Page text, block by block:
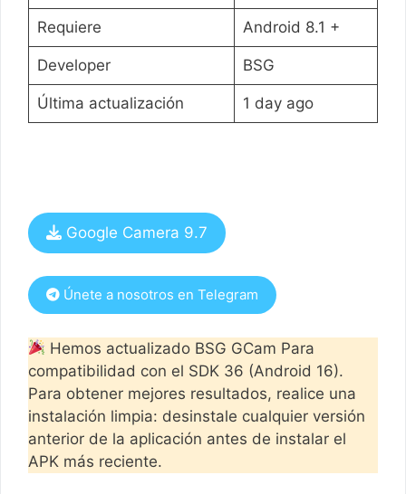
Requiere Android 8.1 +
Developer BSG
Última actualización 1 day ago
Google Camera 9.7
Únete a nosotros en Telegram
Hemos actualizado BSG GCam Para
compatibilidad con el SDK 36 (Android 16).
Para obtener mejores resultados, realice una
instalación limpia: desinstale cualquier versión
anterior de la aplicación antes de instalar el
APK más reciente.